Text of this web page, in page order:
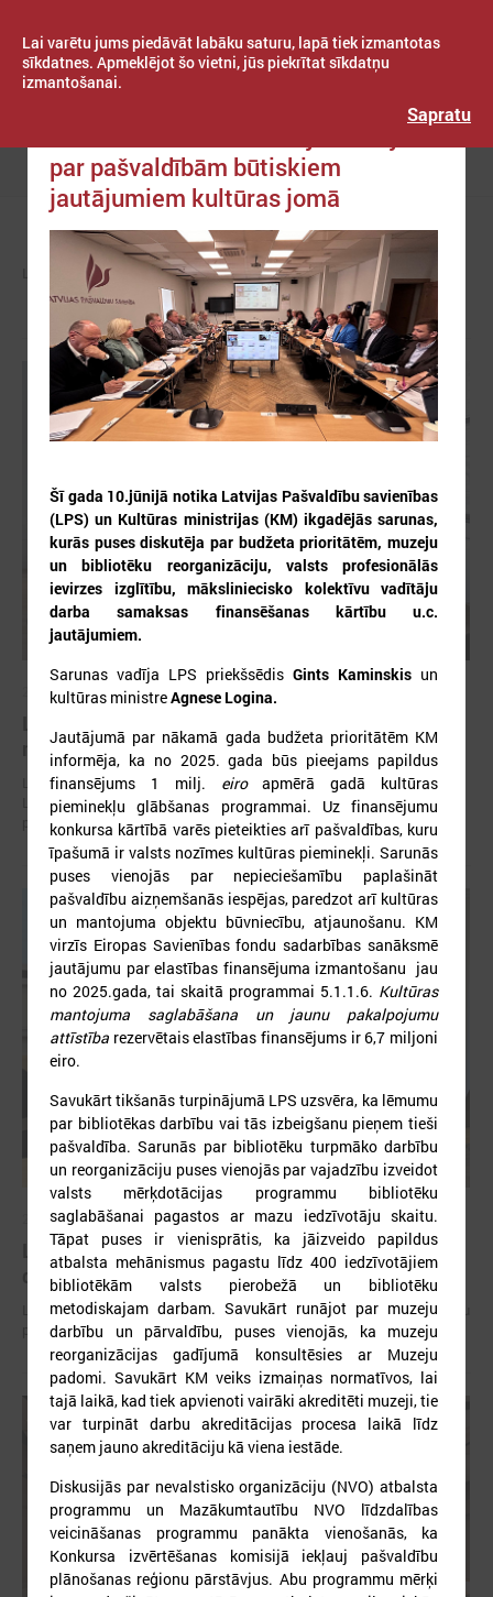
Lai varētu jums piedāvāt labāku saturu, lapā tiek izmantotas
sīkdatnes. Apmeklējot šo vietni, jūs piekrītat sīkdatņu
izmantošanai.
Sapratu
Izvēlne
ZIŅAS LPS
2026. gada 30. jūlijs
Latvijas Pašvaldību savienības un Iekšlietu
ministrijas sarunas
Latvijas Pašvaldību savienība aicina piedalīties Iekšlietu ministrijas un
Latvijas Pašvaldību savienības sarunās, kas notiks šī gada 5. augustā
plkst. 14:30 LPS 4. stāva zālē (Mazā Pils iela 1, Rīga).
2026. gada 15. jūlijs
LPS: Interaktīvā karte vienkopus parāda plašu un
detalizētu informāciju par skolu tīklu Latvijā
LPS: Interaktīvā karte vienkopus parāda plašu un detalizētu informāciju
par skolu tīklu Latvijā
par pašvaldībām būtiskiem
jautājumiem kultūras jomā
Šī gada 10.jūnijā notika Latvijas Pašvaldību savienības
(LPS) un Kultūras ministrijas (KM) ikgadējās sarunas,
kurās puses diskutēja par budžeta prioritātēm, muzeju
un bibliotēku reorganizāciju, valsts profesionālās
ievirzes izglītību, māksliniecisko kolektīvu vadītāju
darba samaksas finansēšanas kārtību u.c.
jautājumiem.
Sarunas vadīja LPS priekšsēdis Gints Kaminskis un
kultūras ministreAgnese Logina.
Jautājumā par nākamā gada budžeta prioritātēm KM
informēja, ka no 2025. gada būs pieejams papildus
finansējums 1 milj. eiroapmērā gadā kultūras
pieminekļu glābšanas programmai. Uz finansējumu
konkursa kārtībā varēs pieteikties arī pašvaldības, kuru
īpašumā ir valsts nozīmes kultūras pieminekļi. Sarunās
puses vienojās par nepieciešamību paplašināt
pašvaldību aizņemšanās iespējas, paredzot arī kultūras
un mantojuma objektu būvniecību, atjaunošanu. KM
virzīs Eiropas Savienības fondu sadarbības sanāksmē
jautājumu par elastības finansējuma izmantošanu jau
no 2025.gada, tai skaitā programmai 5.1.1.6. Kultūras
mantojuma saglabāšana un jaunu pakalpojumu
attīstība rezervētais elastības finansējums ir 6,7 miljoni
eiro.
Savukārt tikšanās turpinājumā LPS uzsvēra, ka lēmumu
par bibliotēkas darbību vai tās izbeigšanu pieņem tieši
pašvaldība. Sarunās par bibliotēku turpmāko darbību
un reorganizāciju puses vienojās par vajadzību izveidot
valsts mērķdotācijas programmu bibliotēku
saglabāšanai pagastos ar mazu iedzīvotāju skaitu.
Tāpat puses ir vienisprātis, ka jāizveido papildus
atbalsta mehānismus pagastu līdz 400 iedzīvotājiem
bibliotēkām valsts pierobežā un bibliotēku
metodiskajam darbam. Savukārt runājot par muzeju
darbību un pārvaldību, puses vienojās, ka muzeju
reorganizācijas gadījumā konsultēsies ar Muzeju
padomi. Savukārt KM veiks izmaiņas normatīvos, lai
tajā laikā, kad tiek apvienoti vairāki akreditēti muzeji, tie
var turpināt darbu akreditācijas procesa laikā līdz
saņem jauno akreditāciju kā viena iestāde.
Diskusijās par nevalstisko organizāciju (NVO) atbalsta
programmu un Mazākumtautību NVO līdzdalības
veicināšanas programmu panākta vienošanās, ka
Konkursa izvērtēšanas komisijā iekļauj pašvaldību
plānošanas reģionu pārstāvjus. Abu programmu mērķi